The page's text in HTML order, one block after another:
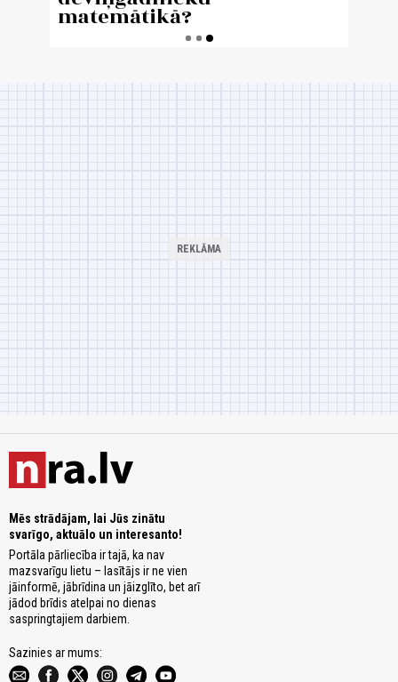
Mēs strādājam, lai Jūs zinātu
svarīgo, aktuālo un interesanto!
Portāla pārliecība ir tajā, ka nav
mazsvarīgu lietu – lasītājs ir ne vien
jāinformē, jābrīdina un jāizglīto, bet arī
jādod brīdis atelpai no dienas
saspringtajiem darbiem.
Sazinies ar mums: